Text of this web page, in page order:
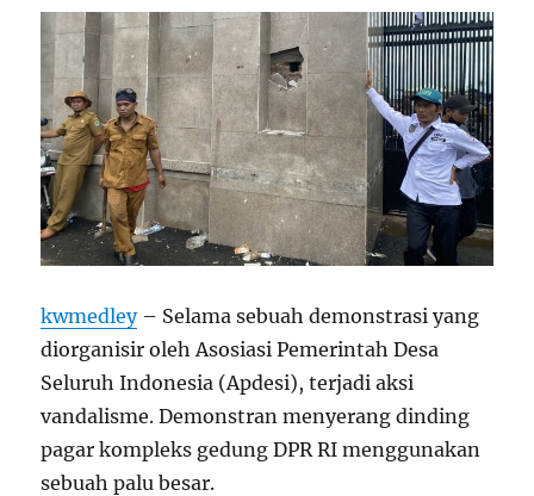
kwmedley– Selama sebuah demonstrasi yang
diorganisir oleh Asosiasi Pemerintah Desa
Seluruh Indonesia (Apdesi), terjadi aksi
vandalisme. Demonstran menyerang dinding
pagar kompleks gedung DPR RI menggunakan
sebuah palu besar.